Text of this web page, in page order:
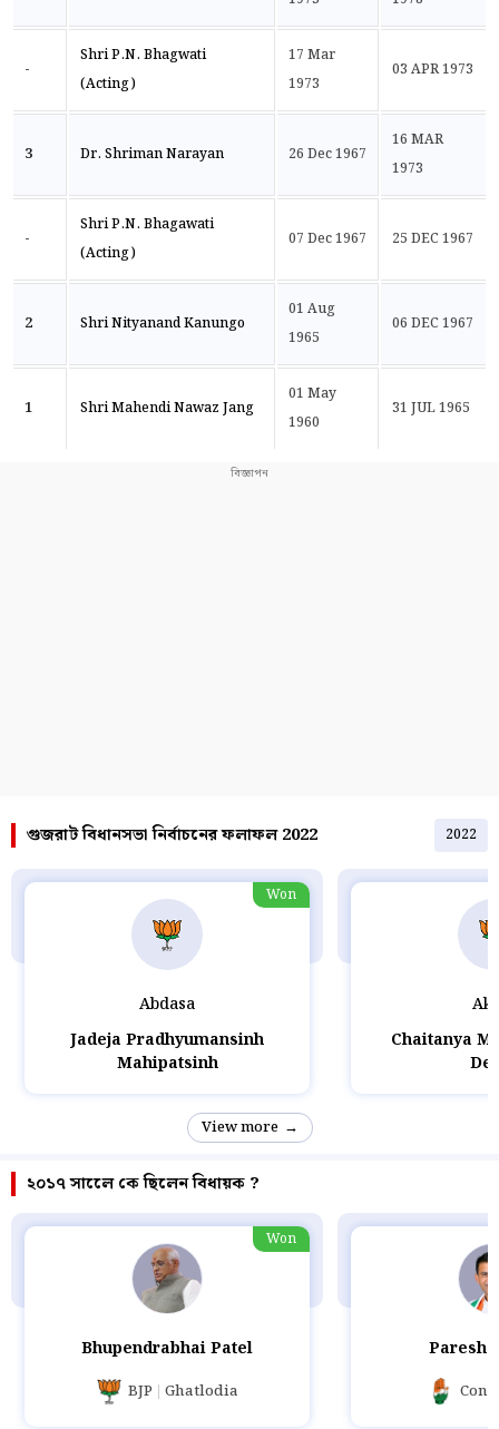
-
Shri P.N. Bhagwati
(Acting)
17 Mar
1973
03 APR 1973
3 Dr. Shriman Narayan 26 Dec 1967
16 MAR
1973
-
Shri P.N. Bhagawati
(Acting)
07 Dec 1967 25 DEC 1967
2 Shri Nityanand Kanungo
01 Aug
1965
06 DEC 1967
1 Shri Mahendi Nawaz Jang
01 May
1960
31 JUL 1965
গুজরাট বিধানসভা নির্বাচনের ফলাফল 2022 2022
Abdasa
Jadeja Pradhyumansinh
Mahipatsinh
Won
Chaitanya
View more
২০১৭ সালেে কে ছিলেন বিধায়ক ?
Bhupendrabhai Patel
BJP Ghatlodia
Won
Paresh
Cong